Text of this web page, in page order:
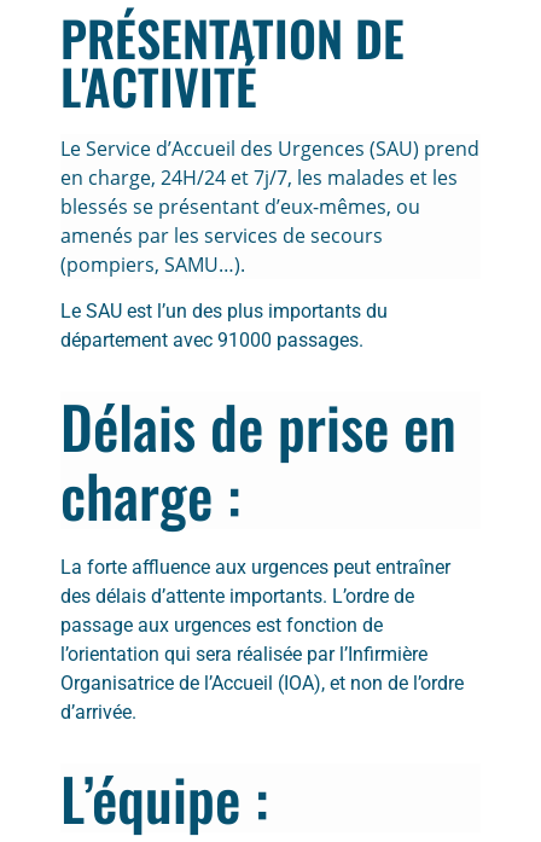
PRÉSENTATION DE
L'ACTIVITÉ
Le Service d’Accueil des Urgences (SAU) prend
en charge, 24H/24 et 7j/7, les malades et les
blessés se présentant d’eux-mêmes, ou
amenés par les services de secours
(pompiers, SAMU…).
Le SAU est l’un des plus importants du
département avec 91000 passages.
Délais de prise en
charge :
La forte affluence aux urgences peut entraîner
des délais d’attente importants. L’ordre de
passage aux urgences est fonction de
l’orientation qui sera réalisée par l’Infirmière
Organisatrice de l’Accueil (IOA), et non de l’ordre
d’arrivée.
L’équipe :